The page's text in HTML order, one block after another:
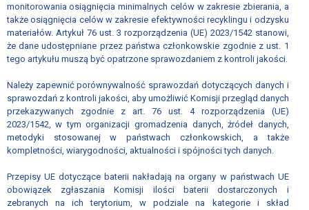
WŁADZE
ZWIĄZKU
ZARZĄD
RADA
ZWIĄZKU
CZŁONKOWIE
ZWIĄZKU
LISTA
FIRM
monitorowania osiągnięcia minimalnych celów w zakresie zbierania, a
także osiągnięcia celów w zakresie efektywności recyklingu i odzysku
materiałów. Artykuł 76 ust. 3 rozporządzenia (UE) 2023/1542 stanowi,
że dane udostępniane przez państwa członkowskie zgodnie z ust. 1
tego artykułu muszą być opatrzone sprawozdaniem z kontroli jakości.
Należy zapewnić porównywalność sprawozdań dotyczących danych i
sprawozdań z kontroli jakości, aby umożliwić Komisji przegląd danych
przekazywanych zgodnie z art. 76 ust. 4 rozporządzenia (UE)
2023/1542, w tym organizacji gromadzenia danych, źródeł danych,
metodyki stosowanej w państwach członkowskich, a także
kompletności, wiarygodności, aktualności i spójności tych danych.
Przepisy UE dotyczące baterii nakładają na organy w państwach UE
obowiązek zgłaszania Komisji ilości baterii dostarczonych i
zebranych na ich terytorium, w podziale na kategorie i skład